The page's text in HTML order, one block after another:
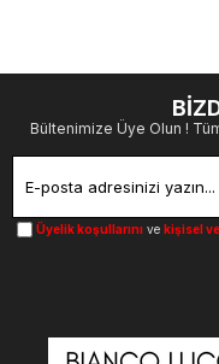
Bültenimize Üye Olun !
Üyelik koşullarını ve kişisel